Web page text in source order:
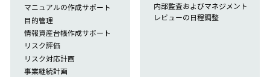
マニュアルの作成サポート
目的管理
情報資産台帳作成サポート
リスク評価
リスク対応計画
事業継続計画
内部監査およびマネジメント
レビューの日程調整